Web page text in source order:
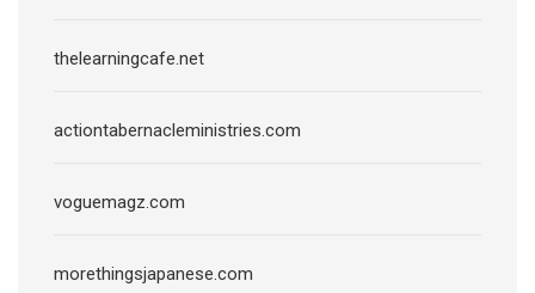
thelearningcafe.net
actiontabernacleministries.com
voguemagz.com
morethingsjapanese.com